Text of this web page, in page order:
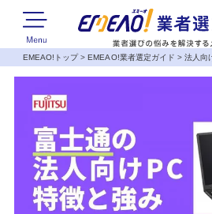
EMEAO!トップ>EMEAO!業者選定ガイド > 法人向